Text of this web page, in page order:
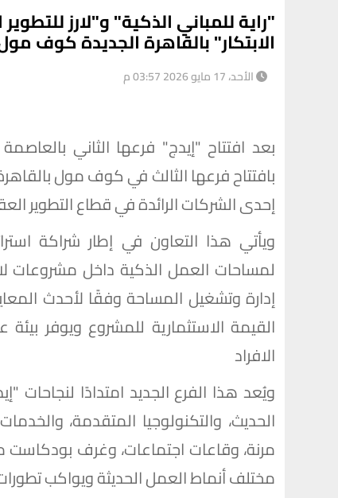
"راية للمباني الذكية" و"لارز
الابتكار" بالقاهرة الجديدة كوف
الأحد، 17 مايو 2026 03:57 م
بعد افتتاح "إيدج" فرعها الثاني
بافتتاح فرعها الثالث في كوف مول
إحدى الشركات الرائدة في قطاع التطوير
ويأتي هذا التعاون في إطار شراكة
لمساحات العمل الذكية داخل مشروعات
إدارة وتشغيل المساحة وفقًا لأحدث
القيمة الاستثمارية للمشروع ويوفر
الافراد
ويُعد هذا الفرع الجديد امتدادًا
الحديث، والتكنولوجيا المتقدمة،
مرنة، وقاعات اجتماعات، وغرف
مختلف أنماط العمل الحديثة ويواكب